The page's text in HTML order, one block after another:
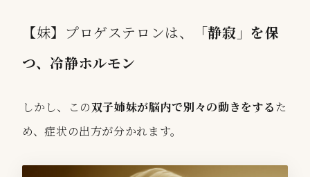
【妹】 プロゲステロンは、
「静寂」を保
つ、冷静ホルモン
しかし、この双子姉妹が脳内で別々の動きをするた
め、症状の出方が分かれます。